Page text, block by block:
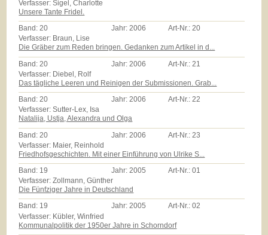
Verfasser: Sigel, Charlotte
Unsere Tante Fridel.
Band:20 Jahr:2006 Art-Nr.:20
Verfasser: Braun, Lise
Die Gräber zum Reden bringen. Gedanken zum Artikel in d...
Band: 20 Jahr: 2006 Art-Nr.: 21
Verfasser: Diebel, Rolf
Das tägliche Leeren und Reinigen der Submissionen. Grab...
Band:20 Jahr:2006 Art-Nr.:22
Verfasser: Sutter-Lex, Isa
Natalija, Ustja, Alexandra und Olga
Band: 20 Jahr: 2006 Art-Nr.: 23
Verfasser: Maier, Reinhold
Friedhofsgeschichten. Mit einer Einführung von Ulrike S...
Band: 19 Jahr:2005 Art-Nr.:01
Verfasser: Zollmann, Günther
Die Fünfziger Jahre in Deutschland
Band: 19 Jahr:2005 Art-Nr.:02
Verfasser: Kübler, Winfried
Kommunalpolitik der 1950er Jahre in Schorndorf